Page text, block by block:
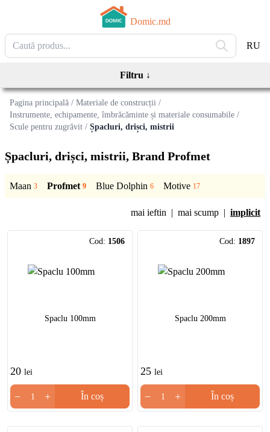
Domic.md
RU
Pagina principală / Materiale de construcții /
Instrumente, echipamente, îmbrăcăminte și materiale consumabile /
Scule pentru zugrăvit / Șpacluri, drișci, mistrii
Șpacluri, drișci, mistrii, Brand Profmet
Maan 3 Profmet 9 Blue Dolphin 6 Motive 17
mai ieftin | mai scump | implicit
Cod: 1506
Spaclu 100mm
20 lei
− + În coș
Cod: 1897
Spaclu 200mm
25 lei
− + În coș
Filtru ↓